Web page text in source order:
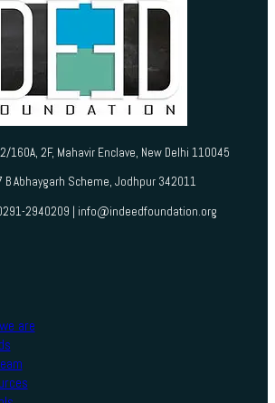
160A, 2F, Mahavir Enclave, New Delhi 110045
Abhaygarh Scheme, Jodhpur 342011
2940209 | info@indeedfoundation.org
are